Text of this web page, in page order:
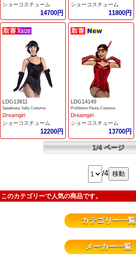
ショーコスチューム
14700円
ショーコスチューム
11800円
LDG13811
Speakeasy Sally Costume
Dreamgirl
ショーコスチューム
12200円
LDG14149
Prohibition Penny Costume
Dreamgirl
ショーコスチューム
13700円
1/4 ページ
/4
このカテゴリーで人気の商品です。
カテゴリー一覧
メーカー一覧